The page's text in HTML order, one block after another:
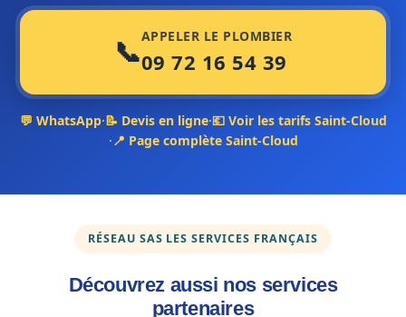
📞APPELER LE PLOMBIER
09 72 16 54 39
💬 WhatsApp·📝 Devis en ligne·💶 Voir les tarifs Saint-Cloud
·📍 Page complète Saint-Cloud
RÉSEAU SAS LES SERVICES FRANÇAIS
Découvrez aussi nos services
partenaires